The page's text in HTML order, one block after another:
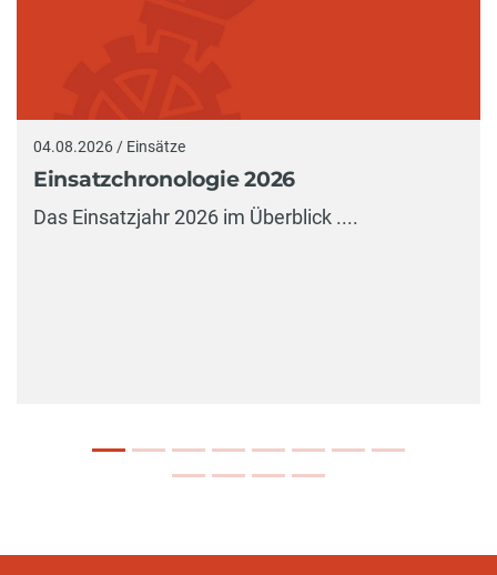
04.08.2026 / Einsätze
Einsatzchronologie 2026
Das Einsatzjahr 2026 im Überblick ....